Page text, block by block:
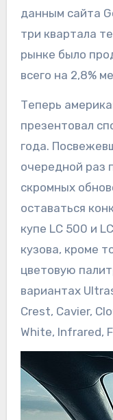
данным сайта
три квартала
рынке было
всего на 2,8%
Теперь
презентовал
года.
очередной раз
скромных
оставаться
купе LC 500 и
кузова, кроме
цветовую
вариантах
Crest, Cavier,
White, Infrared,